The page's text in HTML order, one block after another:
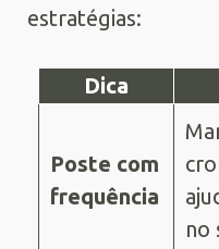
estratégias:
Dica
Poste com
frequência
no